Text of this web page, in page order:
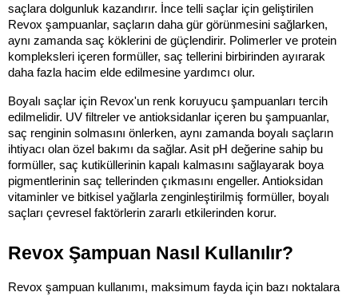
saçlara dolgunluk kazandırır. İnce telli saçlar için geliştirilen
Revox şampuanlar, saçların daha gür görünmesini sağlarken,
aynı zamanda saç köklerini de güçlendirir. Polimerler ve protein
kompleksleri içeren formüller, saç tellerini birbirinden ayırarak
daha fazla hacim elde edilmesine yardımcı olur.
Boyalı saçlar için Revox'un renk koruyucu şampuanları tercih
edilmelidir. UV filtreler ve antioksidanlar içeren bu şampuanlar,
saç renginin solmasını önlerken, aynı zamanda boyalı saçların
ihtiyacı olan özel bakımı da sağlar. Asit pH değerine sahip bu
formüller, saç kutiküllerinin kapalı kalmasını sağlayarak boya
pigmentlerinin saç tellerinden çıkmasını engeller. Antioksidan
vitaminler ve bitkisel yağlarla zenginleştirilmiş formüller, boyalı
saçları çevresel faktörlerin zararlı etkilerinden korur.
Revox Şampuan Nasıl Kullanılır?
Revox şampuan kullanımı, maksimum fayda için bazı noktalara